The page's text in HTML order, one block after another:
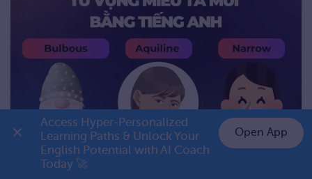
Một số từ vựng miêu tả mũi bằng tiếng Anh
👉 Premium 1 năm chỉ 999K
Access Hyper-Personalized
Learning Paths & Unlock Your
English Potential with AI Coach
Today 🚀
Open App